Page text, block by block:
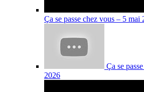
Ça se passe chez vous – 5 mai
Ça se
2026